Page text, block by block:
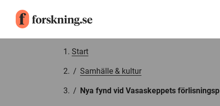
Start
/ Samhälle & kultur
/ Nya fynd vid Vasaskeppets